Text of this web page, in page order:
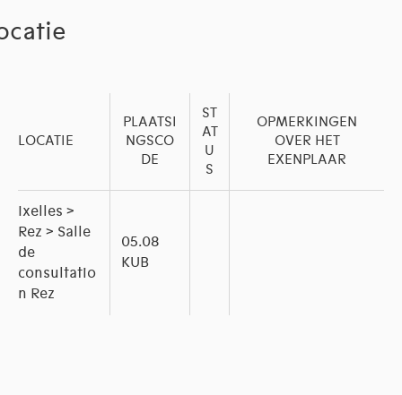
LOCATIE
PLAATSI
NGSCO
DE
ST
AT
U
S
OPMERKINGEN
OVER HET
EXENPLAAR
Ixelles >
Rez > Salle
de
consultatio
n Rez
05.08
KUB